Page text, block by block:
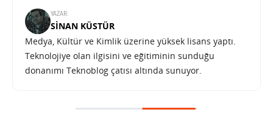
YAZAR:
SINAN KÜSTÜR
Medya, Kültür ve Kimlik üzerine yüksek lisans yaptı.
Teknolojiye olan ilgisini ve eğitiminin sunduğu
donanımı Teknoblog çatısı altında sunuyor.